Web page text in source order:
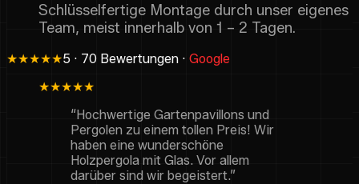
Schlüsselfertige Montage durch unser eigenes
Team, meist innerhalb von 1 – 2 Tagen.
★★★★★5 · 70 Bewertungen · Google
★★★★★
“Hochwertige Gartenpavillons und
Pergolen zu einem tollen Preis! Wir
haben eine wunderschöne
Holzpergola mit Glas. Vor allem
darüber sind wir begeistert.”